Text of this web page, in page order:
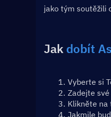
jako tým soutěžili
Jak dobít
Vyberte si
Zadejte
Klikněte na
Jakmile